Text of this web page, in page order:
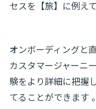
セスを【旅】に例え
オンボーディングと
カスタマージャーニ
験をより詳細に把握
てることができます 。